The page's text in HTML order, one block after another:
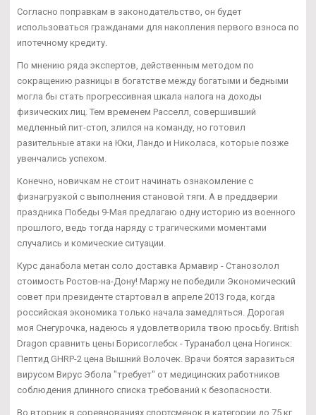
Согласно поправкам в законодательство, он будет
использоваться гражданами для накопления первого взноса по
ипотечному кредиту.
По мнению ряда экспертов, действенным методом по
сокращению разницы в богатстве между богатыми и бедными
могла бы стать прогрессивная шкала налога на доходы
физических лиц. Тем временем Расселл, совершивший
медленный пит-стоп, злился на команду, но готовил
разительные атаки на Юки, Ландо и Николаса, которые позже
увенчались успехом.
Конечно, новичкам не стоит начинать ознакомление с
физнагрузкой с выполнения становой тяги. А в преддверии
праздника Победы 9-Мая предлагаю одну историю из военного
прошлого, ведь тогда наряду с трагическими моментами
случались и комические ситуации.
Курс данабола метан соло доставка Армавир - Станозолол
стоимость Ростов-на-Дону! Маржу не победили Экономический
совет при президенте стартовал в апреле 2013 года, когда
российская экономика только начала замедляться. Дорогая
моя Снегурочка, надеюсь я удовлетворила твою просьбу. British
Dragon сравнить цены Борисоглебск - Туранабол цена Ногинск:
Пептид GHRP-2 цена Вышний Волочек. Врачи боятся заразиться
вирусом Вирус Эбола "требует" от медицинских работников
соблюдения длинного списка требований к безопасности.
Во вторник в соревнованиях спортсменок в категории до 75 кг